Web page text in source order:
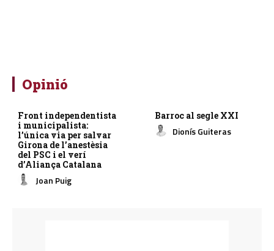
Opinió
Front independentista
i municipalista:
l’única via per salvar
Girona de l’anestèsia
del PSC i el verí
d’Aliança Catalana
Joan Puig
Barroc al segle XXI
Dionís Guiteras